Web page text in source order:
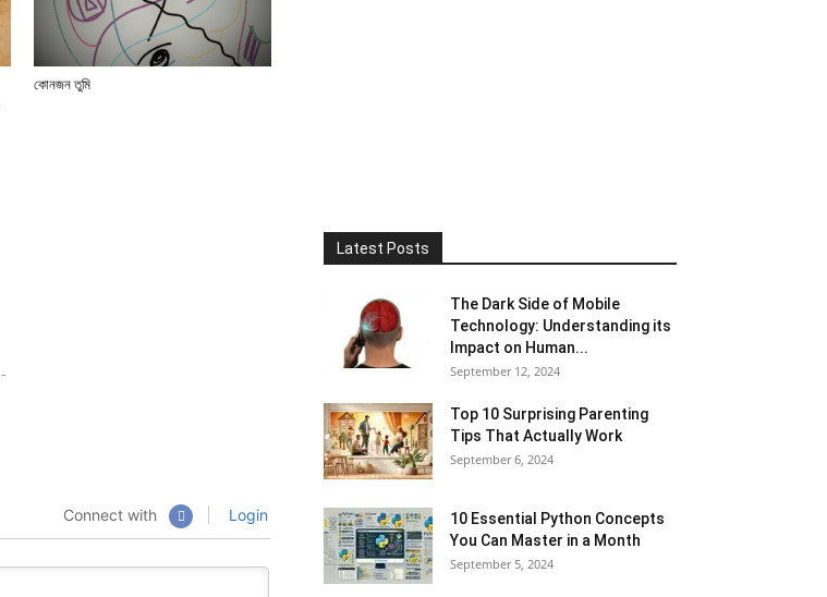
কোনজন তুমি
Connect with Login
Latest Posts
The Dark Side of Mobile
Technology: Understanding its
Impact on Human...
September 12, 2024
Top 10 Surprising Parenting
Tips That Actually Work
September 6, 2024
10 Essential Python Concepts
You Can Master in a Month
September 5, 2024